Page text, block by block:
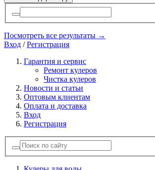
Посмотреть все результаты →
Вход /Регистрация
Гарантия и сервис
Ремонт кулеров
Чистка кулеров
Новости и статьи
Оптовым клиентам
Оплата и доставка
Вход
Регистрация